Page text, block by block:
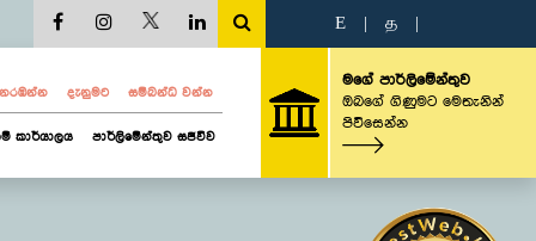
E த
දැනුමට සම්බන්ධ වන්න
කාර්යාලය පාර්ලිමේන්තුව සජීවීව
මගේ පාර්ලිමේන්තුව
ඔබගේ ගිණුමට මෙතැනින්
පිවිසෙන්න